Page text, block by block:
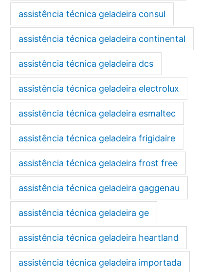
assistência técnica geladeira consul
assistência técnica geladeira continental
assistência técnica geladeira dcs
assistência técnica geladeira electrolux
assistência técnica geladeira esmaltec
assistência técnica geladeira frigidaire
assistência técnica geladeira frost free
assistência técnica geladeira gaggenau
assistência técnica geladeira ge
assistência técnica geladeira heartland
assistência técnica geladeira importada